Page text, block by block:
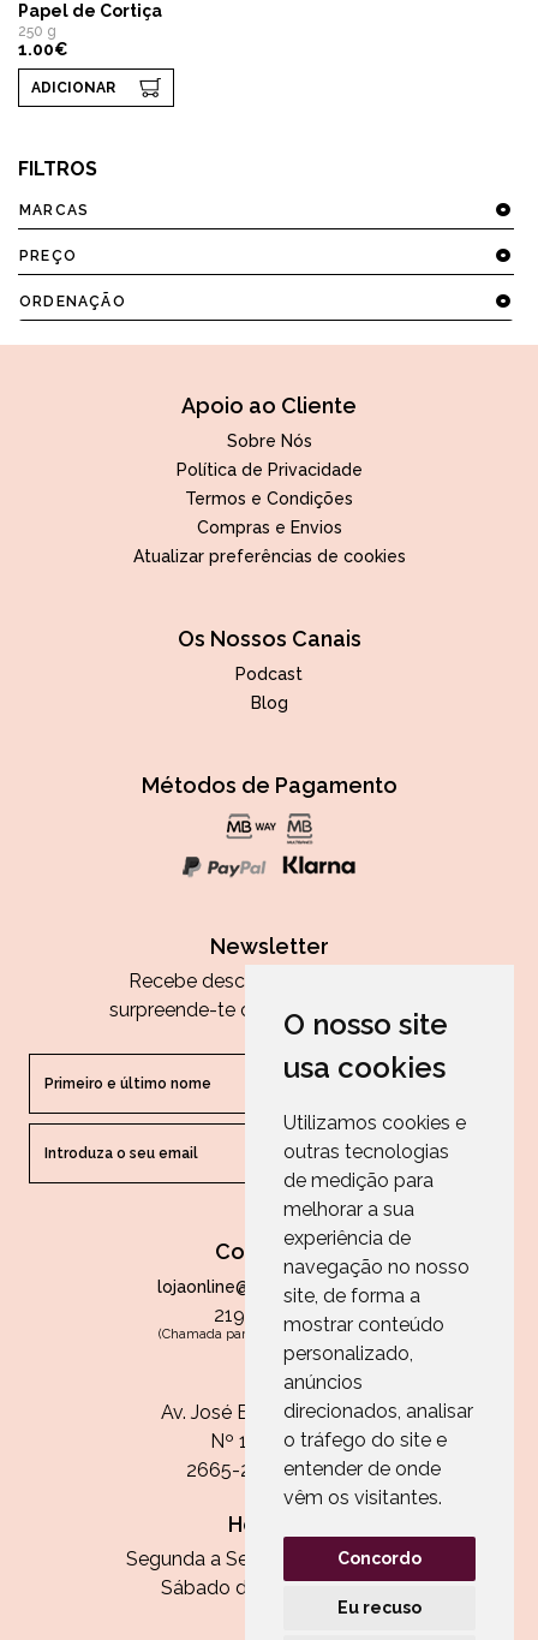
O nosso site
usa cookies
Utilizamos cookies e
outras tecnologias
de medição para
melhorar a sua
experiência de
navegação no nosso
site, de forma a
mostrar conteúdo
personalizado,
anúncios
direcionados, analisar
o tráfego do site e
entender de onde
vêm os visitantes.
Concordo
Eu recuso
Papel de Cortiça
250 g
1.00€
ADICIONAR
FILTROS
MARCAS
PREÇO
ORDENAÇÃO
Apoio ao Cliente
Sobre Nós
Política de Privacidade
Termos e Condições
Compras e Envios
Atualizar preferências de cookies
Os Nossos Canais
Podcast
Blog
Métodos de Pagamento
Newsletter
Recebe descontos exclusivos e
surpreende-te com as nossas dicas.
ENVIAR
Contactos
lojaonline@paperandarts.pt
219 862 836
(Chamada para a rede fixa nacional)
Loja
Av. José Batista Antunes
Nº 11, Loja 10
2665-236 Malveira
Horário:
Segunda a Sexta das 13h às 20h
Sábado das 9h30 às 13h